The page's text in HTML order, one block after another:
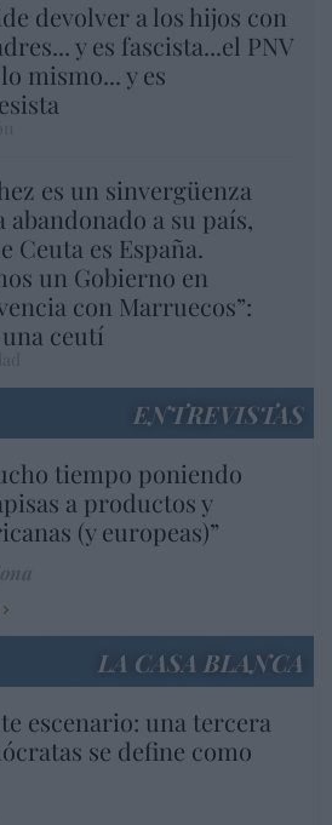
devolver a los hijos con
y es fascista...el PNV
mismo... y es
es un sinvergüenza
abandonado a su país,
Ceuta es España.
un Gobierno en
con Marruecos”:
ceutí
ENTREVISTAS
tiempo poniendo
a productos y
(y europeas)”
LA CASA BLANCA
escenario: una tercera
se define como